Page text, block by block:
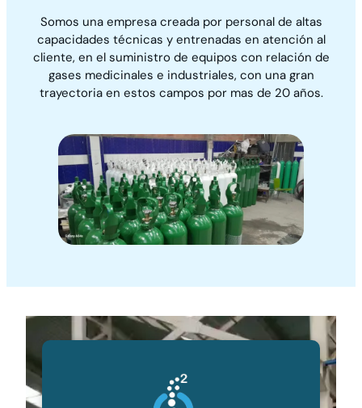
Somos una empresa creada por personal de altas
capacidades técnicas y entrenadas en atención al
cliente, en el suministro de equipos con relación de
gases medicinales e industriales, con una gran
trayectoria en estos campos por mas de 20 años.